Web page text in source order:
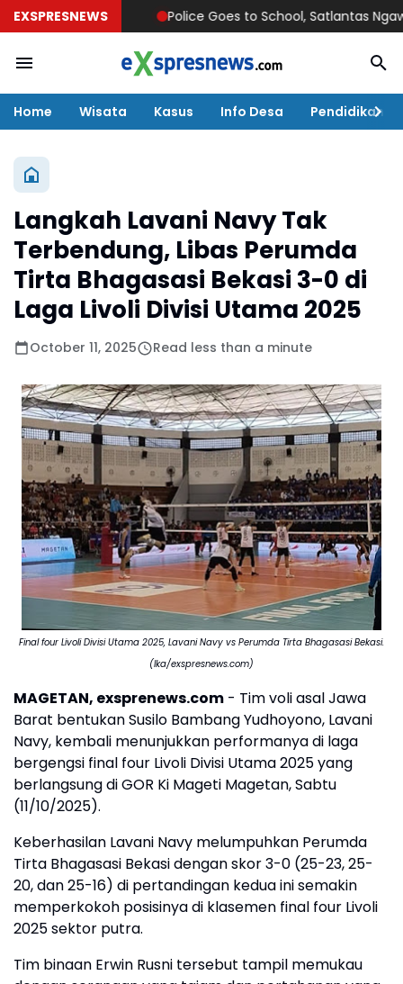
EXSPRESNEWS Police Goes to School, Satlantas Ngawi
Home Wisata Kasus Info Desa Pendidikan
Langkah Lavani Navy Tak
Terbendung, Libas Perumda
Tirta Bhagasasi Bekasi 3-0 di
Laga Livoli Divisi Utama 2025
October 11, 2025 Read less than a minute
Final four Livoli Divisi Utama 2025, Lavani Navy vs Perumda Tirta Bhagasasi Bekasi.
(Ika/exspresnews.com)
MAGETAN, exsprenews.com - Tim voli asal Jawa
Barat bentukan Susilo Bambang Yudhoyono, Lavani
Navy, kembali menunjukkan performanya di laga
bergengsi final four Livoli Divisi Utama 2025 yang
berlangsung di GOR Ki Mageti Magetan, Sabtu
(11/10/2025).
Keberhasilan Lavani Navy melumpuhkan Perumda
Tirta Bhagasasi Bekasi dengan skor 3-0 (25-23, 25-
20, dan 25-16) di pertandingan kedua ini semakin
memperkokoh posisinya di klasemen final four Livoli
2025 sektor putra.
Tim binaan Erwin Rusni tersebut tampil memukau